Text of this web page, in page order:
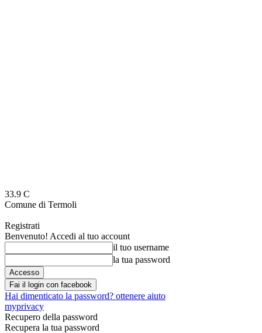
33.9 C
Comune di Termoli
Registrati
Benvenuto! Accedi al tuo account
il tuo username
la tua password
Fai il login con facebook
Hai dimenticato la password? ottenere aiuto
myprivacy
Recupero della password
Recupera la tua password